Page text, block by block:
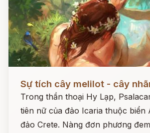
Sự tích cây melilot - cây
Trong thần thoại Hy Lạp,
tiên nữ của đảo Icaria thuộc biển
đảo Crete. Nàng đơn phương